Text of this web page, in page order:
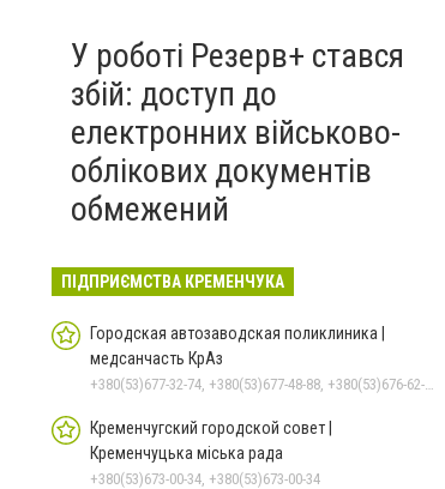
У роботі Резерв+ стався
збій: доступ до
електронних військово-
облікових документів
обмежений
ПІДПРИЄМСТВА КРЕМЕНЧУКА
Городская автозаводская поликлиника |
медсанчасть КрАз
+380(53)677-32-74, +380(53)677-48-88, +380(53)676-62-99, +380536766187
Кременчугский городской совет |
Кременчуцька міська рада
+380(53)673-00-34, +380(53)673-00-34